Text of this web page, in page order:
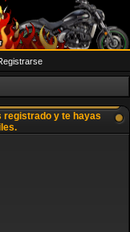
registrado y te hayas